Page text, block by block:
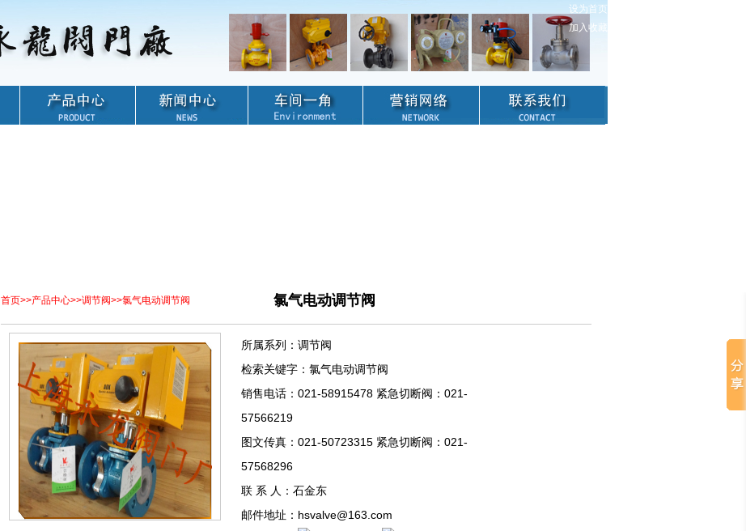
设为首页
加入收藏
首页>>产品中心>>调节阀>>氯气电动调节阀 氯气电动调节阀
所属系列：调节阀
检索关键字：氯气电动调节阀
销售电话：021-58915478 紧急切断阀：021-
57566219
图文传真：021-50723315 紧急切断阀：021-
57568296
联 系 人：石金东
邮件地址：hsvalve@163.com